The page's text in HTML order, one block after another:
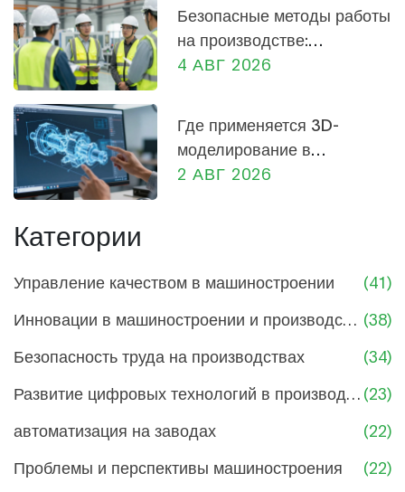
Безопасные методы работы
на производстве:
практическое руководство
4 АВГ 2026
Где применяется 3D-
моделирование в
машиностроении: от
2 АВГ 2026
Категории
Управление качеством в машиностроении
(41)
Инновации в машиностроении и производстве (38)
Безопасность труда на производствах
(34)
Развитие цифровых технологий в производстве (23)
автоматизация на заводах
(22)
Проблемы и перспективы машиностроения
(22)